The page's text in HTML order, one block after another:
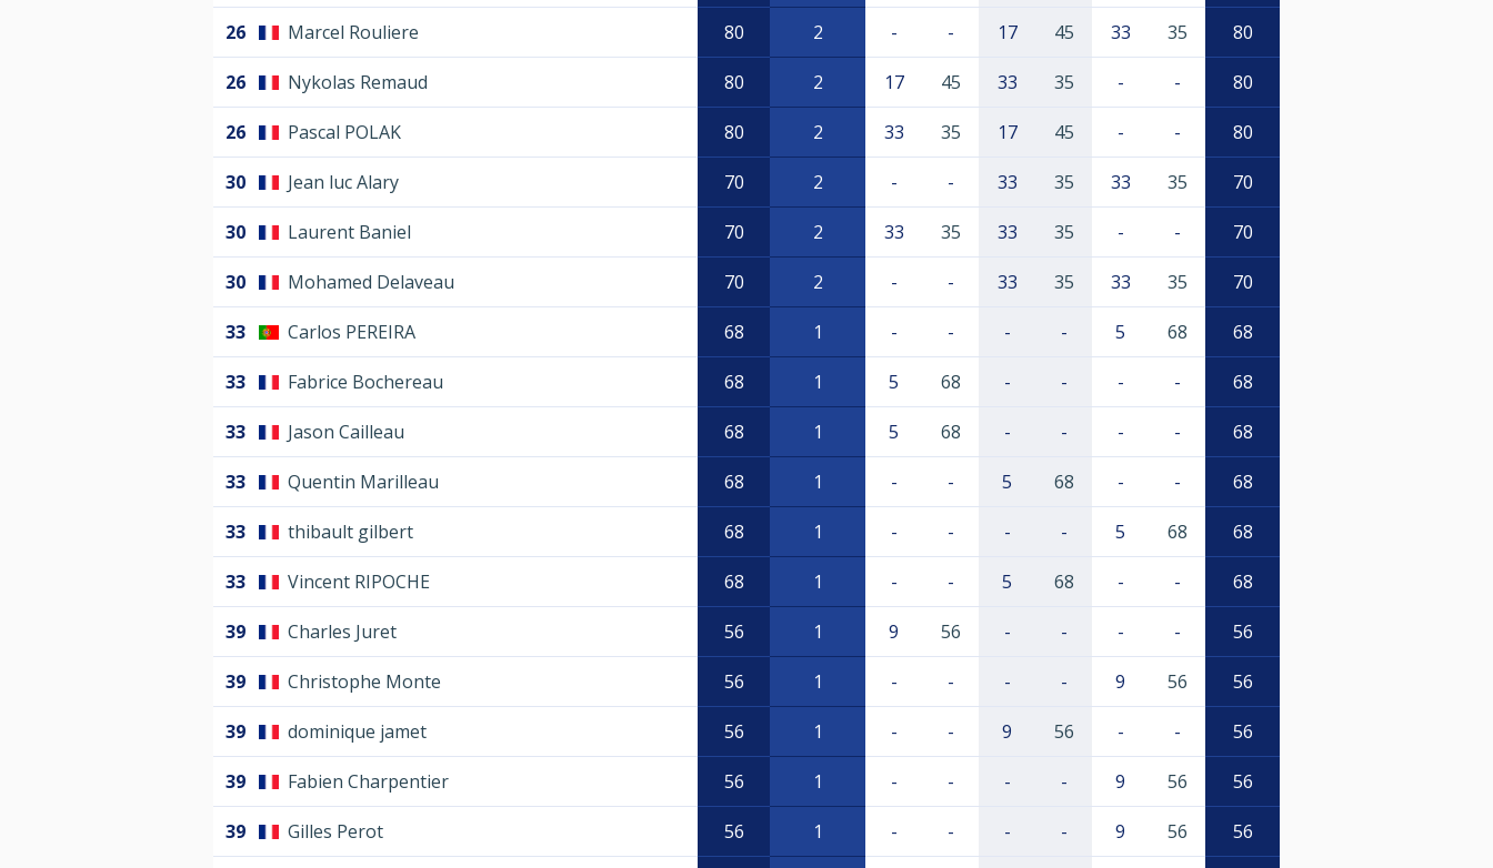
26 Marcel Rouliere 80 2 - - 17 45 33 35 80
26 Nykolas Remaud 80 2 17 45 33 35 - - 80
26 Pascal POLAK 80 2 33 35 17 45 - - 80
30 Jean luc Alary 70 2 - - 33 35 33 35 70
30 Laurent Baniel 70 2 33 35 33 35 - - 70
30 Mohamed Delaveau 70 2 - - 33 35 33 35 70
33 Carlos PEREIRA 68 1 - - - - 5 68 68
33 Fabrice Bochereau 68 1 5 68 - - - - 68
33 Jason Cailleau 68 1 5 68 - - - - 68
33 Quentin Marilleau 68 1 - - 5 68 - - 68
33 thibault gilbert 68 1 - - - - 5 68 68
33 Vincent RIPOCHE 68 1 - - 5 68 - - 68
39 Charles Juret 56 1 9 56 - - - - 56
39 Christophe Monte 56 1 - - - - 9 56 56
39 dominique jamet 56 1 - - 9 56 - - 56
39 Fabien Charpentier 56 1 - - - - 9 56 56
39 Gilles Perot 56 1 - - - - 9 56 56